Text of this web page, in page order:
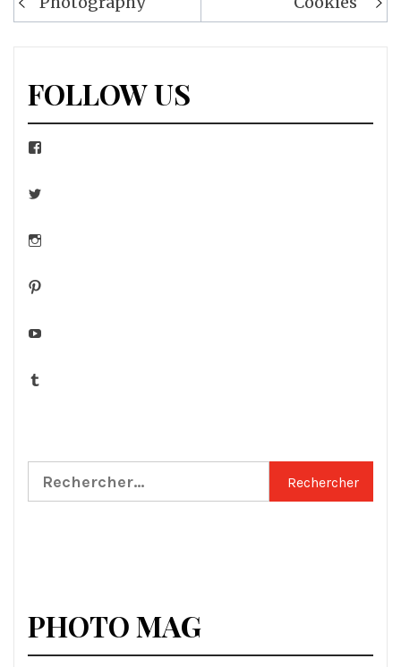
de
FOLLOW US
Facebook
Twitter
Instagram
Pinterest
YouTube
Tumblr
Rechercher :
PHOTO MAG